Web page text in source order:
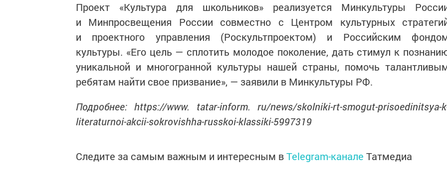
Проект «Культура для школьников» реализуется Минкультуры
и Минпросвещения России совместно с Центром культурных
и проектного управления (Роскультпроектом) и Российским
культуры. «Его цель — сплотить молодое поколение, дать стимул к
уникальной и многогранной культуры нашей страны, помочь
ребятам найти свое призвание», — заявили в Минкультуры РФ.
Подробнее: https://www. tatar-inform. ru/news/skolniki-rt-smogut-prisoedinitsya-
literaturnoi-akcii-sokrovishha-russkoi-klassiki-5997319
Следите за самым важным и интересным вTelegram-канале Татмедиа